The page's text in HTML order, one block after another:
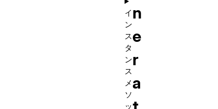
n
e
r
a
イ
ン
ス
タ
ン
ス
メ
ソ
ッ